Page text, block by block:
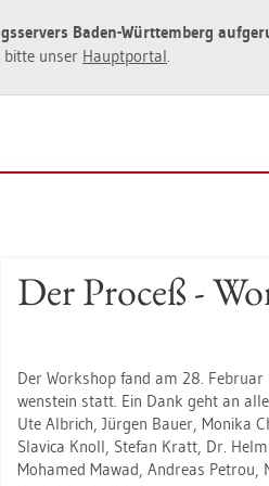
Baden-Würt­tem­berg
bitte unser Haupt­por­tal.
Der Pro­ceß -
Der Work­shop fand am 28.
wen­stein statt. Ein Dank geht an
Ute Al­brich, Jür­gen Bauer, Mo­ni­ka
Sla­vica Knoll, Ste­fan Kratt, Dr.
Mo­ha­med Mawad, An­dre­as Pe­trou,